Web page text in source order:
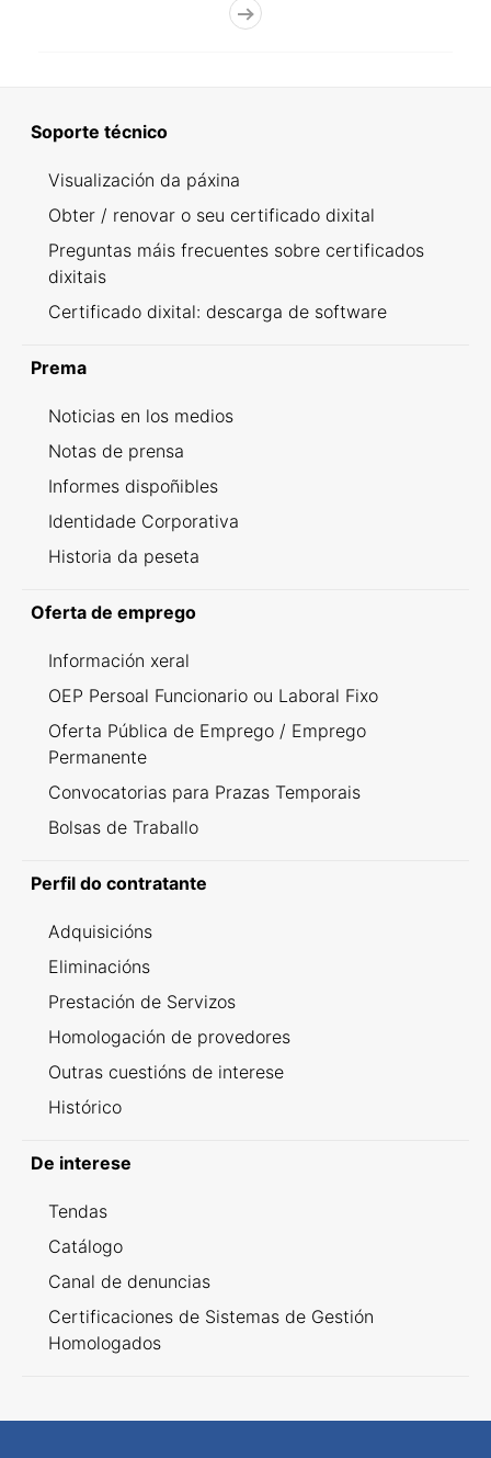
Soporte técnico
Visualización da páxina
Obter / renovar o seu certificado dixital
Preguntas máis frecuentes sobre certificados
dixitais
Certificado dixital: descarga de software
Prema
Noticias en los medios
Notas de prensa
Informes dispoñibles
Identidade Corporativa
Historia da peseta
Oferta de emprego
Información xeral
OEP Persoal Funcionario ou Laboral Fixo
Oferta Pública de Emprego / Emprego
Permanente
Convocatorias para Prazas Temporais
Bolsas de Traballo
Perfil do contratante
Adquisicións
Eliminacións
Prestación de Servizos
Homologación de provedores
Outras cuestións de interese
Histórico
De interese
Tendas
Catálogo
Canal de denuncias
Certificaciones de Sistemas de Gestión
Homologados